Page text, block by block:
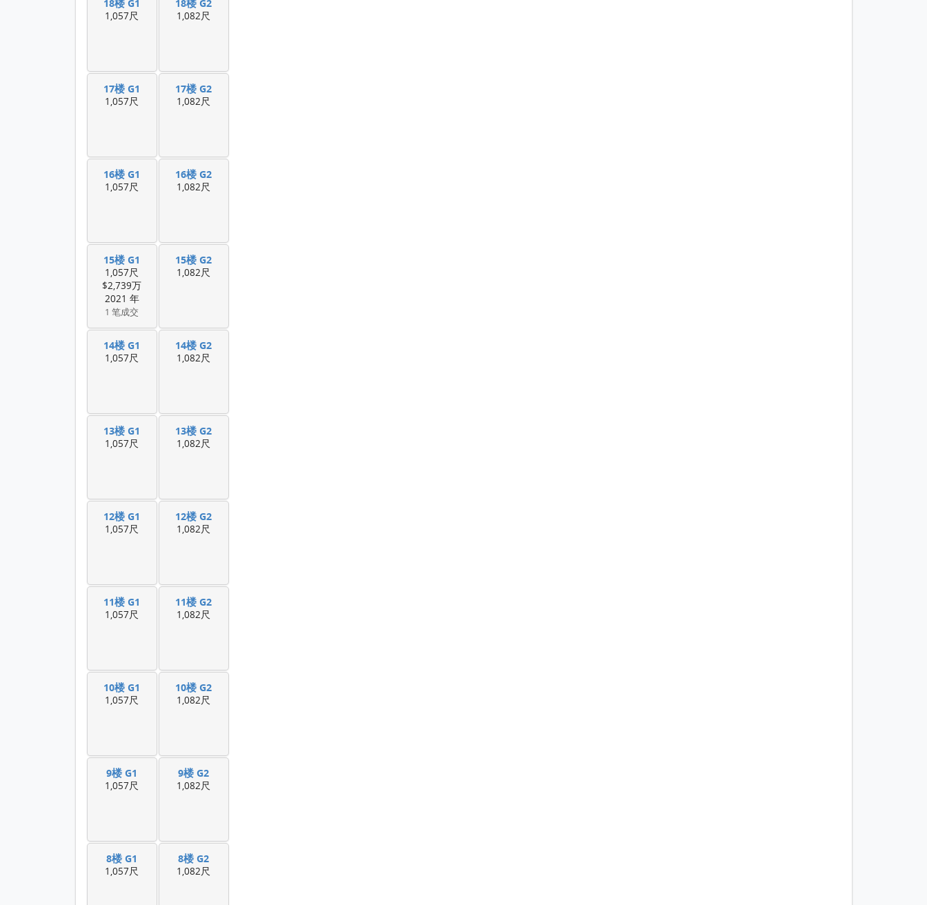
18楼 G1
1,057尺
18楼 G2
1,082尺
17楼 G1
1,057尺
17楼 G2
1,082尺
16楼 G1
1,057尺
16楼 G2
1,082尺
15楼 G1
1,057尺
$2,739万
2021 年
1 笔成交
15楼 G2
1,082尺
14楼 G1
1,057尺
14楼 G2
1,082尺
13楼 G1
1,057尺
13楼 G2
1,082尺
12楼 G1
1,057尺
12楼 G2
1,082尺
11楼 G1
1,057尺
11楼 G2
1,082尺
10楼 G1
1,057尺
10楼 G2
1,082尺
9楼 G1
1,057尺
9楼 G2
1,082尺
8楼 G1
1,057尺
8楼 G2
1,082尺